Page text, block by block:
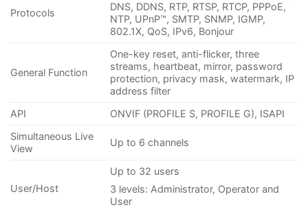
Protocols
DNS, DDNS, RTP, RTSP, RTCP, PPPoE,
NTP, UPnP™, SMTP, SNMP, IGMP,
802.1X, QoS, IPv6, Bonjour
General Function
One-key reset, anti-flicker, three
streams, heartbeat, mirror, password
protection, privacy mask, watermark, IP
address filter
API
ONVIF (PROFILE S, PROFILE G), ISAPI
Simultaneous Live
View
Up to 6 channels
User/Host
Up to 32 users
3 levels: Administrator, Operator and
User